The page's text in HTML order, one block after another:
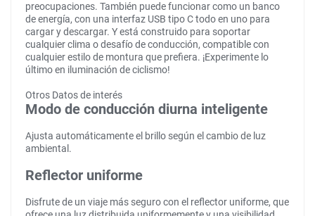
preocupaciones. También puede funcionar como un banco
de energía, con una interfaz USB tipo C todo en uno para
cargar y descargar. Y está construido para soportar
cualquier clima o desafío de conducción, compatible con
cualquier estilo de montura que prefiera. ¡Experimente lo
último en iluminación de ciclismo!
Otros Datos de interés
Modo de conducción diurna inteligente
Ajusta automáticamente el brillo según el cambio de luz
ambiental.
Reflector uniforme
Disfrute de un viaje más seguro con el reflector uniforme, que